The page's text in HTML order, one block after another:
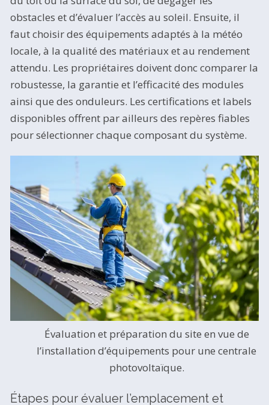
obstacles et d’évaluer l’accès au soleil. Ensuite, il
faut choisir des équipements adaptés à la météo
locale, à la qualité des matériaux et au rendement
attendu. Les propriétaires doivent donc comparer la
robustesse, la garantie et l’efficacité des modules
ainsi que des onduleurs. Les certifications et labels
disponibles offrent par ailleurs des repères fiables
pour sélectionner chaque composant du système.
Évaluation et préparation du site en vue de
l’installation d’équipements pour une centrale
photovoltaïque.
Étapes pour évaluer l’emplacement et